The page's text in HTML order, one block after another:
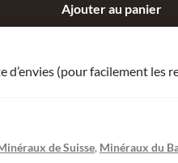
Ajouter au panier
d’envies (pour facilement les
de Suisse, Minéraux du